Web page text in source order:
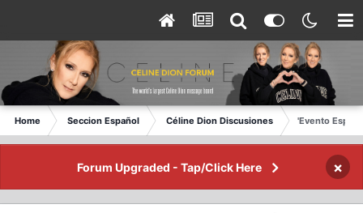
Home Seccion Español Céline Dion Discusiones 'Evento
Forum Upgraded - Tap/Click Here ×